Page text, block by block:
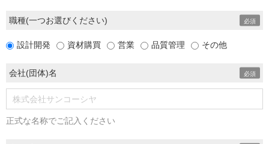
職種(一つお選びください)
設計開発 資材購買 営業 品質管理 その他
会社(団体)名
正式な名称でご記入ください